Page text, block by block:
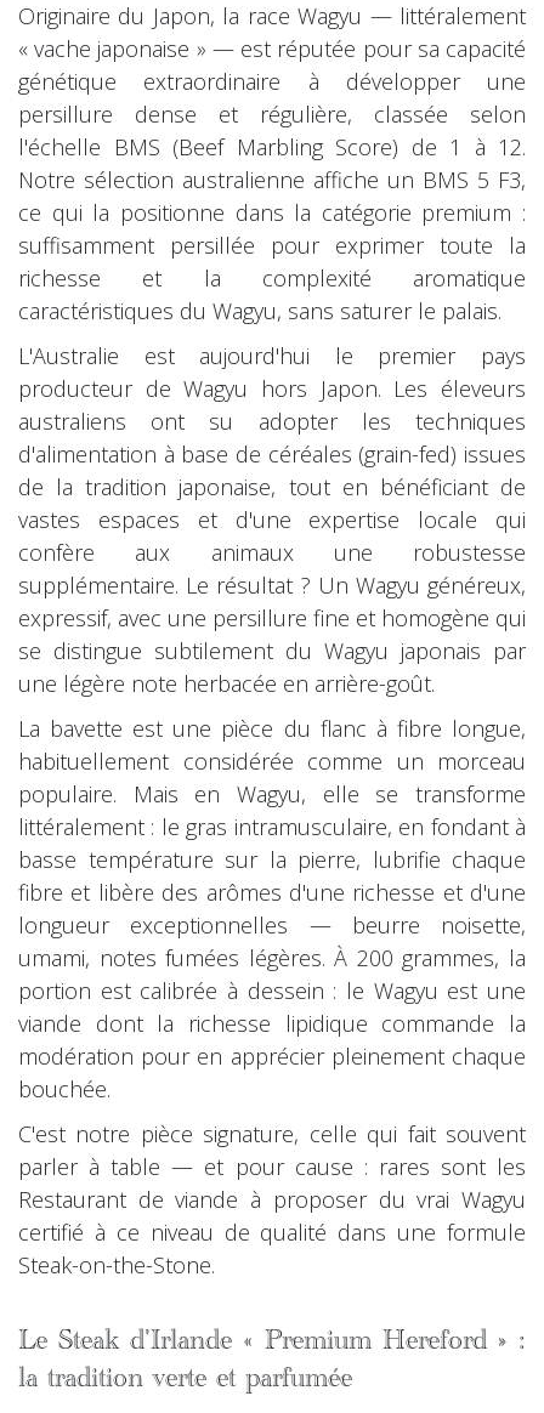
Originaire du Japon, la race Wagyu — littéralement
« vache japonaise » — est réputée pour sa capacité
génétique extraordinaire à développer une
persillure dense et régulière, classée selon
l'échelle BMS (Beef Marbling Score) de 1 à 12.
Notre sélection australienne affiche un BMS 5 F3,
ce qui la positionne dans la catégorie premium :
suffisamment persillée pour exprimer toute la
richesse et la complexité aromatique
caractéristiques du Wagyu, sans saturer le palais.
L'Australie est aujourd'hui le premier pays
producteur de Wagyu hors Japon. Les éleveurs
australiens ont su adopter les techniques
d'alimentation à base de céréales (grain-fed) issues
de la tradition japonaise, tout en bénéficiant de
vastes espaces et d'une expertise locale qui
confère aux animaux une robustesse
supplémentaire. Le résultat ? Un Wagyu généreux,
expressif, avec une persillure fine et homogène qui
se distingue subtilement du Wagyu japonais par
une légère note herbacée en arrière-goût.
La bavette est une pièce du flanc à fibre longue,
habituellement considérée comme un morceau
populaire. Mais en Wagyu, elle se transforme
littéralement : le gras intramusculaire, en fondant à
basse température sur la pierre, lubrifie chaque
fibre et libère des arômes d'une richesse et d'une
longueur exceptionnelles — beurre noisette,
umami, notes fumées légères. À 200 grammes, la
portion est calibrée à dessein : le Wagyu est une
viande dont la richesse lipidique commande la
modération pour en apprécier pleinement chaque
bouchée.
C'est notre pièce signature, celle qui fait souvent
parler à table — et pour cause : rares sont les
Restaurant de viande à proposer du vrai Wagyu
certifié à ce niveau de qualité dans une formule
Steak-on-the-Stone.
Le Steak d'Irlande « Premium Hereford » :
la tradition verte et parfumée